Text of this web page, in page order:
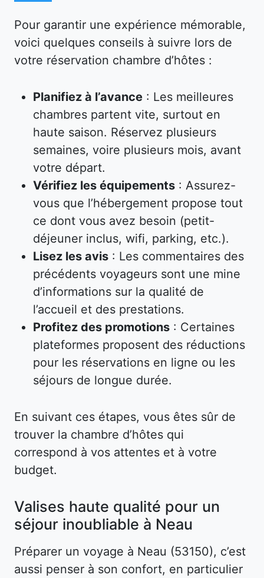
Pour garantir une expérience mémorable,
voici quelques conseils à suivre lors de
votre réservation chambre d’hôtes :
Planifiez à l’avance : Les meilleures
chambres partent vite, surtout en
haute saison. Réservez plusieurs
semaines, voire plusieurs mois, avant
votre départ.
Vérifiez les équipements : Assurez-
vous que l’hébergement propose tout
ce dont vous avez besoin (petit-
déjeuner inclus, wifi, parking, etc.).
Lisez les avis : Les commentaires des
précédents voyageurs sont une mine
d’informations sur la qualité de
l’accueil et des prestations.
Profitez des promotions : Certaines
plateformes proposent des réductions
pour les réservations en ligne ou les
séjours de longue durée.
En suivant ces étapes, vous êtes sûr de
trouver la chambre d’hôtes qui
correspond à vos attentes et à votre
budget.
Valises haute qualité pour un
séjour inoubliable à Neau
Préparer un voyage à Neau (53150), c’est
aussi penser à son confort, en particulier